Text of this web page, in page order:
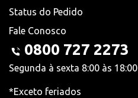
Status do Pedido
Fale Conosco
0800 727 2273
Segunda à sexta 8:00 às 18:00
*Exceto feriados